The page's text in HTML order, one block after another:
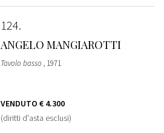
124
ANGELO MANGIAROTTI
Tavolo basso , 1971
VENDUTO € 4.300
(diritti d'asta esclusi)